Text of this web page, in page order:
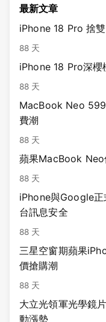
最新文章
iPhone 18 Pro 捨
88 天
iPhone 18 Pro深櫻
88 天
MacBook Neo
費潮
88 天
蘋果MacBook Neo
88 天
iPhone與Google正
台訊息安全
88 天
三星空窗期蘋果
價搶購潮
88 天
大立光領軍光學鏡
動漲勢